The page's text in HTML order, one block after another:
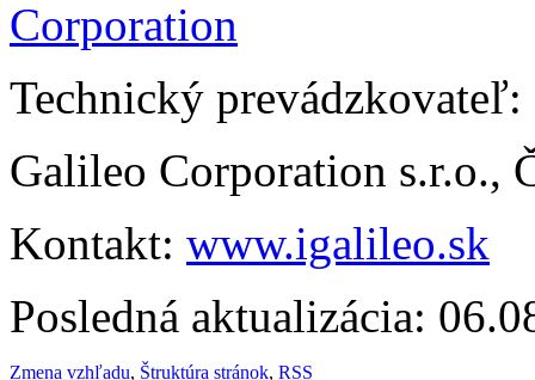
Technický prevádzkovateľ:
Galileo Corporation s.r.o.,
Kontakt: www.igalileo.sk
Posledná aktualizácia:
Zmena vzhľadu, Štruktúra stránok, RSS